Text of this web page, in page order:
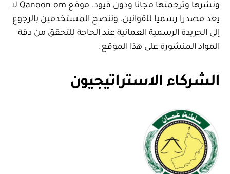
ونشرها وترجمتها مجانا ودون قيود. موقع Qanoon.om لا
يعد مصدرا رسميا للقوانين، وننصح المستخدمين بالرجوع
إلى الجريدة الرسمية العمانية عند الحاجة للتحقق من دقة
المواد المنشورة على هذا الموقع.
الشركاء الاستراتيجيون